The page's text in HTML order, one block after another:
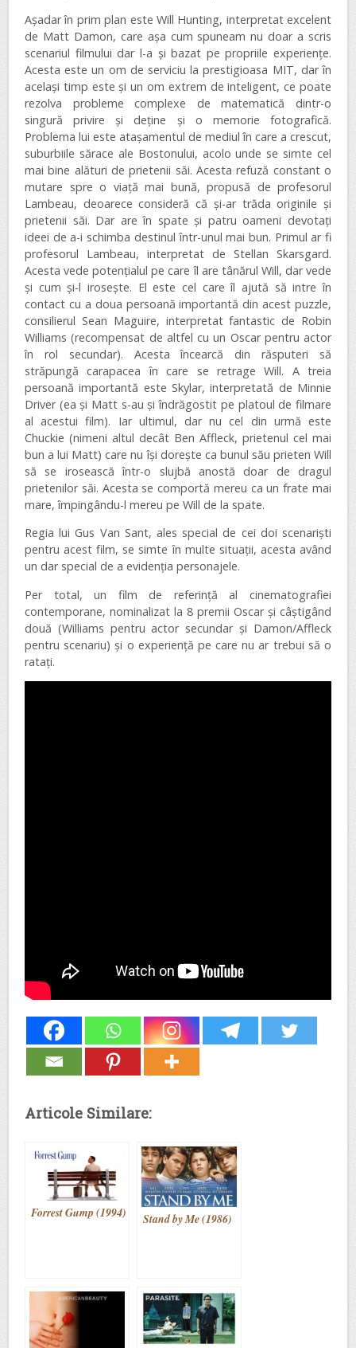
Așadar în prim plan este Will Hunting, interpretat excelent
de Matt Damon, care așa cum spuneam nu doar a scris
scenariul filmului dar l-a și bazat pe propriile experiențe.
Acesta este un om de serviciu la prestigioasa MIT, dar în
același timp este și un om extrem de inteligent, ce poate
rezolva probleme complexe de matematică dintr-o
singură privire și deține și o memorie fotografică.
Problema lui este atașamentul de mediul în care a crescut,
suburbiile sărace ale Bostonului, acolo unde se simte cel
mai bine alături de prietenii săi. Acesta refuză constant o
mutare spre o viață mai bună, propusă de profesorul
Lambeau, deoarece consideră că și-ar trăda originile și
prietenii săi. Dar are în spate și patru oameni devotați
ideei de a-i schimba destinul într-unul mai bun. Primul ar fi
profesorul Lambeau, interpretat de Stellan Skarsgard.
Acesta vede potențialul pe care îl are tânărul Will, dar vede
și cum și-l irosește. El este cel care îl ajută să intre în
contact cu a doua persoană importantă din acest puzzle,
consilierul Sean Maguire, interpretat fantastic de Robin
Williams (recompensat de altfel cu un Oscar pentru actor
în rol secundar). Acesta încearcă din răsputeri să
străpungă carapacea în care se retrage Will. A treia
persoană importantă este Skylar, interpretată de Minnie
Driver (ea și Matt s-au și îndrăgostit pe platoul de filmare
al acestui film). Iar ultimul, dar nu cel din urmă este
Chuckie (nimeni altul decât Ben Affleck, prietenul cel mai
bun a lui Matt) care nu își dorește ca bunul său prieten Will
să se irosească într-o slujbă anostă doar de dragul
prietenilor săi. Acesta se comportă mereu ca un frate mai
mare, împingându-l mereu pe Will de la spate.
Regia lui Gus Van Sant, ales special de cei doi scenariști
pentru acest film, se simte în multe situații, acesta având
un dar special de a evidenția personajele.
Per total, un film de referință al cinematografiei
contemporane, nominalizat la 8 premii Oscar și câștigând
două (Williams pentru actor secundar și Damon/Affleck
pentru scenariu) și o experiență pe care nu ar trebui să o
ratați.
Articole Similare:
Forrest Gump (1994) Stand by Me (1986)